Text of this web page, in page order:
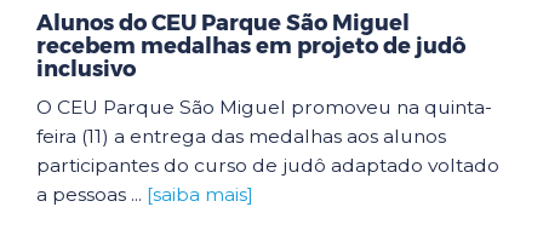
Alunos do CEU Parque São Miguel
recebem medalhas em projeto de judô
inclusivo
O CEU Parque São Miguel promoveu na quinta-
feira (11) a entrega das medalhas aos alunos
participantes do curso de judô adaptado voltado
a pessoas ... [saiba mais]